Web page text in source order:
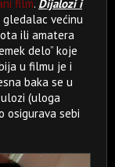
film. Dijalozi i
većinu
ili amatera
delo” koje
u filmu je i
baka se u
(uloga
osigurava sebi